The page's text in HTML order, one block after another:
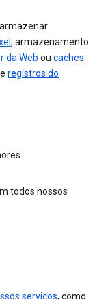
, armazenamento
da Web ou caches
registros do
todos nossos
serviços, como